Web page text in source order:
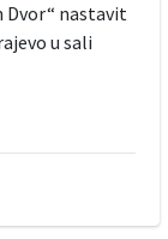
Dvor“ nastavit
u sali